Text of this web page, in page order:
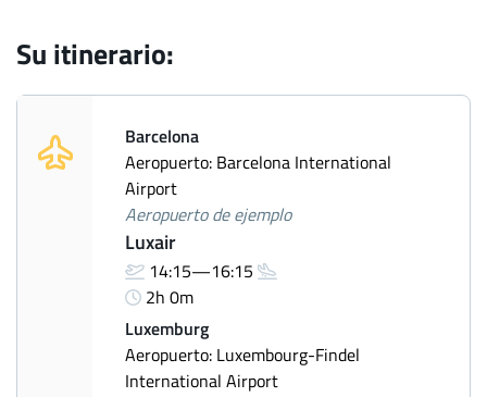
Su itinerario:
Barcelona
Aeropuerto: Barcelona International
Airport
Aeropuerto de ejemplo
Luxair
14:15—16:15
2h 0m
Luxemburg
Aeropuerto: Luxembourg-Findel
International Airport